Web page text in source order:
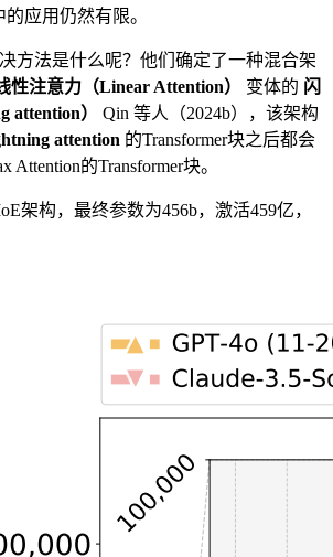
应用仍然有限。
方法是什么呢？他们确定了一种混合架
性注意力（Linear Attention） 变体的 闪
attention）
Qin 等人（2024b），该架构
attention 的Transformer块之后都会
Attention的Transformer块。
架构，最终参数为456b，激活459亿，